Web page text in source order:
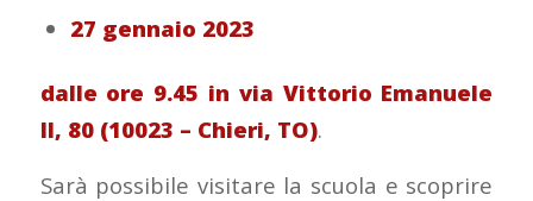
27 gennaio 2023
dalle ore 9.45 in via Vittorio Emanuele
II, 80 (10023 – Chieri, TO).
Sarà possibile visitare la scuola e scoprire